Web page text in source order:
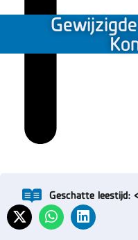
Geschatte leestijd: